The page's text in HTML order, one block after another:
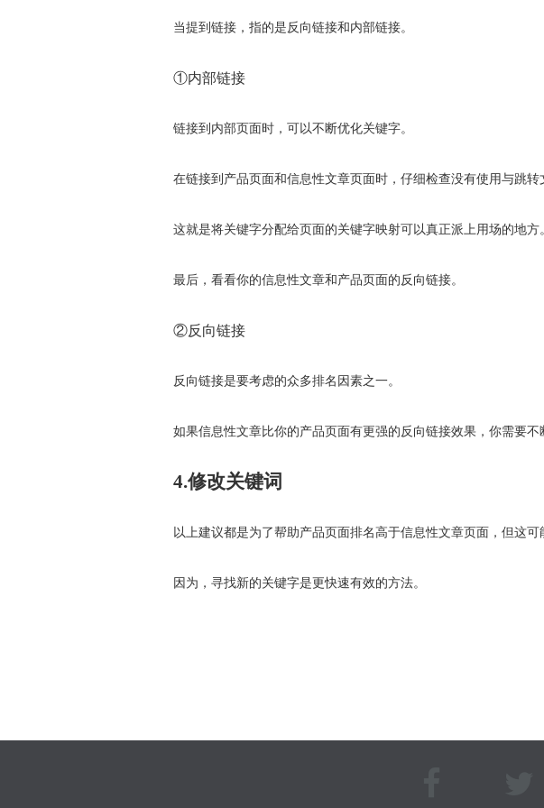
当提到链接，指的是反向链接和内部链接。
①内部链接
链接到内部页面时，可以不断优化关键字。
在链接到产品页面和信息性文章页面时，仔细检查没有使用与跳
这就是将关键字分配给页面的关键字映射可以真正派上用场的地方
最后，看看你的信息性文章和产品页面的反向链接。
②反向链接
反向链接是要考虑的众多排名因素之一。
如果信息性文章比你的产品页面有更强的反向链接效果，你需要不
4.修改关键词
以上建议都是为了帮助产品页面排名高于信息性文章页面，但这可
因为，寻找新的关键字是更快速有效的方法。